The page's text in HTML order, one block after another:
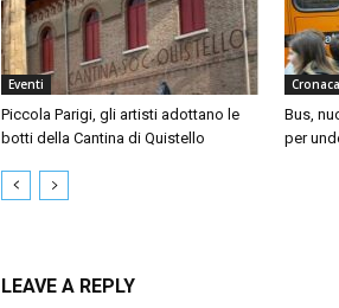
Eventi
Piccola Parigi, gli artisti adottano le
botti della Cantina di Quistello
Cronaca
Bus,
per
LEAVE A REPLY